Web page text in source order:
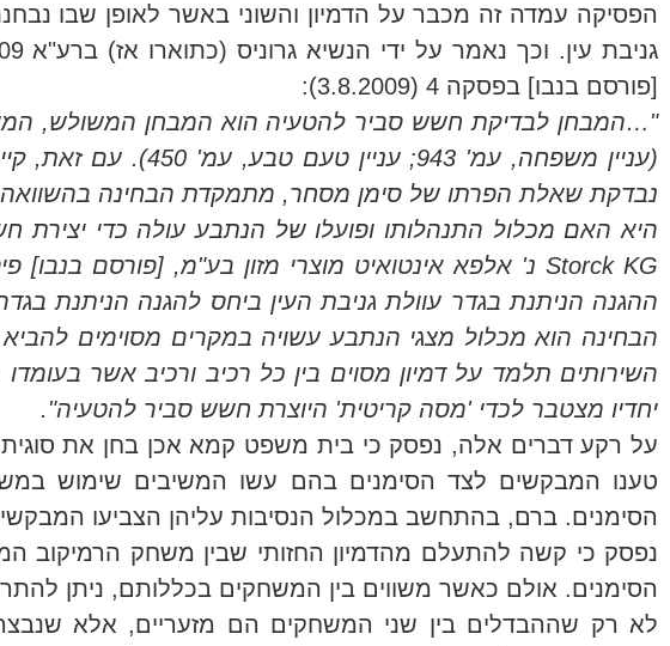
הפסיקה עמדה זה מכבר על הדמיון והשוני באשר לאופן שבו
[פורסם בנבו] בפסקה 4 (3.8.2009):
"…המבחן לבדיקת חשש סביר להטעיה הוא המבחן המשולש,
(עניין משפחה, עמ'
נבדקת שאלת הפרתו של סימן מסחר, מתמקדת הבחינה בהשוואה
ההגנה הניתנת בגדר עוולת גניבת העין ביחס להגנה הניתנת
הבחינה הוא מכלול מצגי הנתבע עשויה במקרים מסוימים
השירותים תלמד על דמיון מסוים בין כל רכיב ורכיב אשר
יחדיו מצטבר לכדי 'מסה קריטית' היוצרת חשש סביר להטעיה".
על רקע דברים אלה, נפסק כי בית משפט קמא אכן בחן את
טענו המבקשים לצד הסימנים בהם עשו המשיבים שימוש
הסימנים. ברם, בהתחשב במכלול הנסיבות עליהן הצביעו
נפסק כי קשה להתעלם מהדמיון החזותי שבין משחק הרמיקוב
הסימנים. אולם כאשר משווים בין המשחקים בכללותם, ניתן
לא רק שההבדלים בין שני המשחקים הם מזעריים, אלא